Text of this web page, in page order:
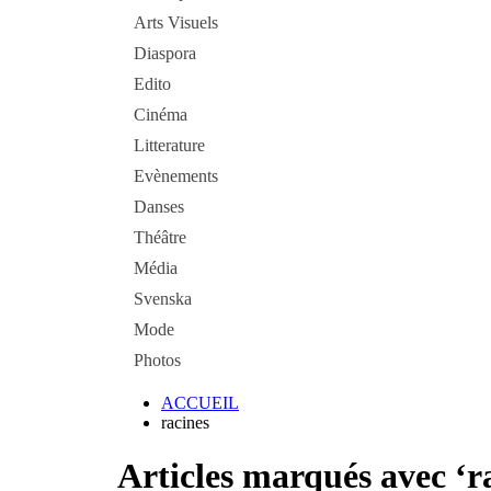
Arts Visuels
Diaspora
Edito
Cinéma
Litterature
Evènements
Danses
Théâtre
Média
Svenska
Mode
Photos
ACCUEIL
racines
Articles marqués avec